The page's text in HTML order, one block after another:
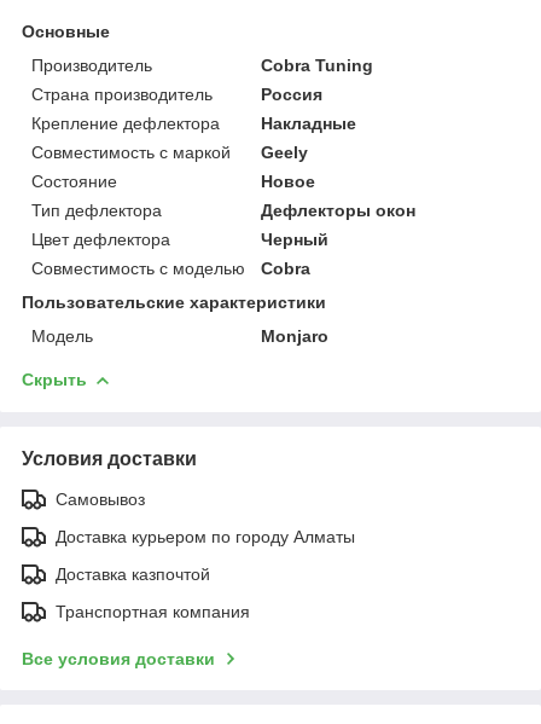
Основные
Производитель
Cobra Tuning
Страна производитель
Россия
Крепление дефлектора
Накладные
Совместимость с маркой
Geely
Состояние
Новое
Тип дефлектора
Дефлекторы окон
Цвет дефлектора
Черный
Совместимость с моделью
Cobra
Пользовательские характеристики
Модель
Monjaro
Скрыть
Условия доставки
Самовывоз
Доставка курьером по городу Алматы
Доставка казпочтой
Транспортная компания
Все условия доставки